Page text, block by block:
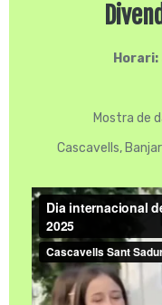
Mostra de
Cascavells,